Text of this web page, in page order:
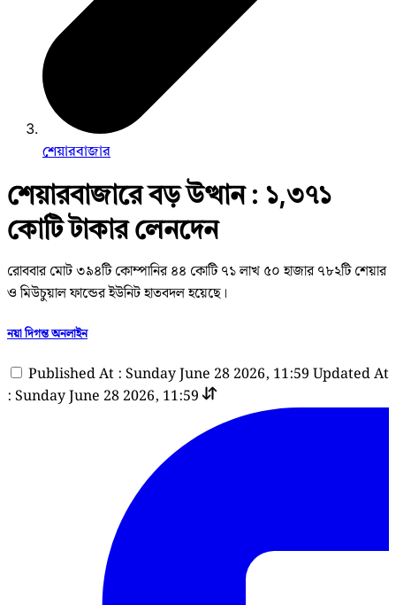
শেয়ারবাজার
শেয়ারবাজারে বড় উত্থান : ১,৩৭১
কোটি টাকার লেনদেন
রোববার মোট ৩৯৪টি কোম্পানির ৪৪ কোটি ৭১ লাখ ৫০ হাজার ৭৮২টি শেয়ার
ও মিউচুয়াল ফান্ডের ইউনিট হাতবদল হয়েছে।
নয়া দিগন্ত অনলাইন
Published At : Sunday June 28 2026, 11:59 Updated At
: Sunday June 28 2026, 11:59